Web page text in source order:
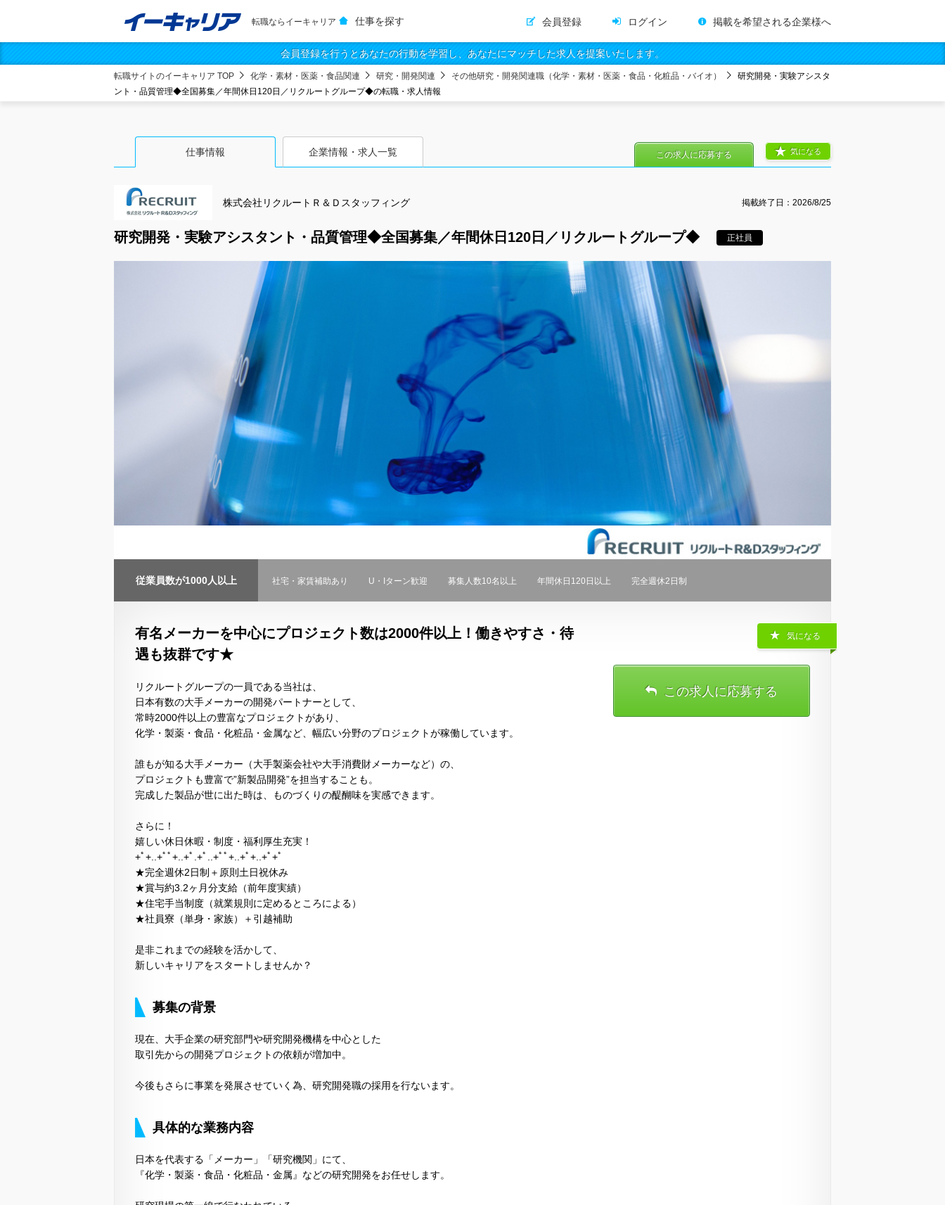
転職ならイーキャリア 仕事を探す 会員登録 ログイン 掲載を希望される企業様へ
会員登録を行うとあなたの行動を学習し、あなたにマッチした求人を提案いたします。
転職サイトのイーキャリア TOP 化学・素材・医薬・食品関連 研究・開発関連 その他研究・開発関連職（化学・素材・医薬・食品・化粧品・バイオ）
研究開発・実験アシスタ
ント・品質管理◆全国募集／年間休日120日／リクルートグループ◆の転職・求人情報
仕事情報 企業情報・求人一覧
株式会社リクルートＲ＆Ｄスタッフィング 掲載終了日： 2026/8/25
研究開発・実験アシスタント・品質管理◆全国募集／年間休日120日／リクルートグループ◆ 正社員
気になる
この求人に応募する
従業員数が1000人以上 社宅・家賃補助あり U・Iターン歓迎 募集人数10名以上 年間休日120日以上 完全週休2日制
有名メーカーを中心にプロジェクト数は2000件以上！働きやすさ・待
遇も抜群です★
リクルートグループの一員である当社は、
日本有数の大手メーカーの開発パートナーとして、
常時2000件以上の豊富なプロジェクトがあり、
化学・製薬・食品・化粧品・金属など、幅広い分野のプロジェクトが稼働しています。
誰もが知る大手メーカー（大手製薬会社や大手消費財メーカーなど）の、
プロジェクトも豊富で”新製品開発”を担当することも。
完成した製品が世に出た時は、ものづくりの醍醐味を実感できます。
さらに！
嬉しい休日休暇・制度・福利厚生充実！
+ﾟ+..+ﾟﾟ+..+ﾟ.+ﾟ..+ﾟﾟ+..+ﾟ+..+ﾟ+ﾟ
★完全週休2日制＋原則土日祝休み
★賞与約3.2ヶ月分支給（前年度実績）
★住宅手当制度（就業規則に定めるところによる）
★社員寮（単身・家族）＋引越補助
是非これまでの経験を活かして、
新しいキャリアをスタートしませんか？
募集の背景
現在、大手企業の研究部門や研究開発機構を中心とした
取引先からの開発プロジェクトの依頼が増加中。
今後もさらに事業を発展させていく為、研究開発職の採用を行ないます。
具体的な業務内容
日本を代表する「メーカー」「研究機関」にて、
『化学・製薬・食品・化粧品・金属』などの研究開発をお任せします。
気になる
この求人に応募する